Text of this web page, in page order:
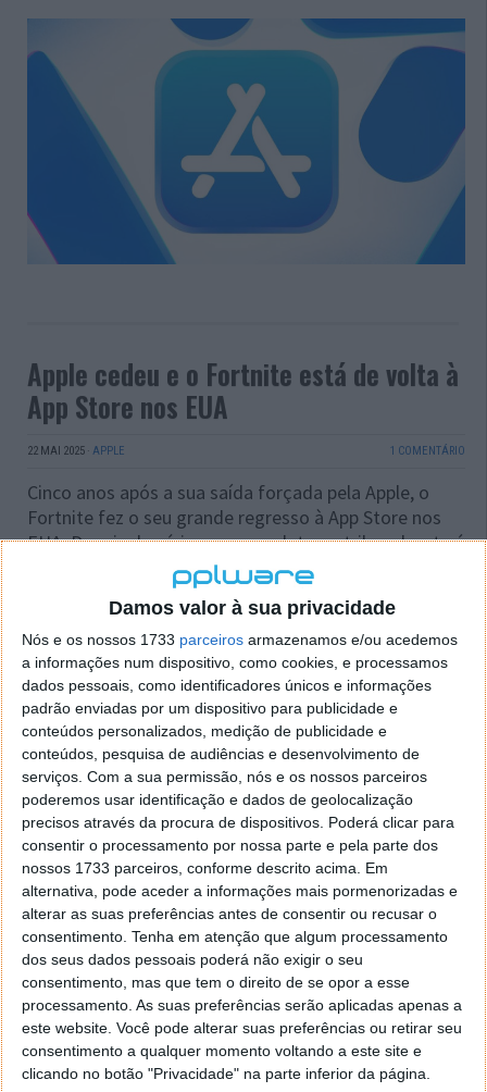
Damos valor à sua privacidade
Nós e os nossos 1733 parceiros armazenamos e/ou acedemos
a informações num dispositivo, como cookies, e processamos
dados pessoais, como identificadores únicos e informações
padrão enviadas por um dispositivo para publicidade e
conteúdos personalizados, medição de publicidade e
conteúdos, pesquisa de audiências e desenvolvimento de
serviços. Com a sua permissão, nós e os nossos parceiros
poderemos usar identificação e dados de geolocalização
precisos através da procura de dispositivos. Poderá clicar para
consentir o processamento por nossa parte e pela parte dos
nossos 1733 parceiros, conforme descrito acima. Em
alternativa, pode aceder a informações mais pormenorizadas e
alterar as suas preferências antes de consentir ou recusar o
consentimento. Tenha em atenção que algum processamento
dos seus dados pessoais poderá não exigir o seu
consentimento, mas que tem o direito de se opor a esse
processamento. As suas preferências serão aplicadas apenas a
este website. Você pode alterar suas preferências ou retirar seu
consentimento a qualquer momento voltando a este site e
clicando no botão "Privacidade" na parte inferior da página.
Apple cedeu e o Fortnite está de volta à
App Store nos EUA
22 MAI 2025 · APPLE 1 COMENTÁRIO
Cinco anos após a sua saída forçada pela Apple, o
Fortnite fez o seu grande regresso à App Store nos
EUA. Depois de vários anos em luta no tribunal, esta é
uma derrota para o fabricante do iPhone e do iPad,
ao mesmo tempo que é uma vitória amarga para a
Epic Games.
Apple coloca alertas nas aplicações da
UE que não usam pagamentos da App
Store